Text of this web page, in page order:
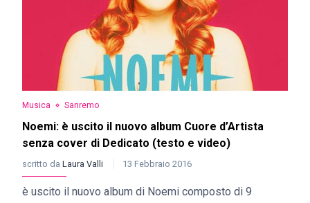
Musica Sanremo
Noemi: è uscito il nuovo album Cuore d’Artista
senza cover di Dedicato (testo e video)
scritto da Laura Valli 13 Febbraio 2016
è uscito il nuovo album di Noemi composto di 9